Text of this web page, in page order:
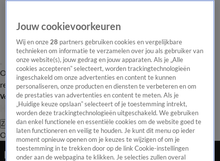
Overzicht Laatste nieuws Regionieuws Het beste van Hart
Tip de
redactie
Volg Hart van Nederland
Zoeken
OverzichtRegioUitzendingenWeerTip de redactiePanelVideo's
Eerste toeristen Lombok weer terug in
Jouw cookievoorkeuren
Wij en onze28 partners gebruiken cookies en vergelijkbare
technieken om informatie te verzamelen over jou als gebruiker van
onze website(s), jouw gedrag en jouw apparaten. Als je „Alle
cookies accepteren” selecteert, worden trackingtechnologieën
ingeschakeld om onze advertenties en content te kunnen
personaliseren, onze producten en diensten te verbeteren en om
de prestaties van advertenties en content te meten. Als je
„Huidige keuze opslaan” selecteert of je toestemming intrekt,
worden deze trackingtechnologieën uitgeschakeld. We gebruiken
dan enkel functionele en essentiële cookies om de website goed te
laten functioneren en veilig te houden. Je kunt dit menu op ieder
moment opnieuw openen om je keuzes te wijzigen of om je
toestemming in te trekken door op de link Cookie-instellingen
onder aan de webpagina te klikken. Je selecties zullen overal